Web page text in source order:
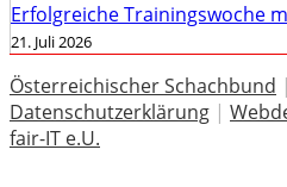
Erfolgreiche Trainingswoche
21. Juli 2026
Österreichischer Schachbund |
Datenschutzerklärung |
fair-IT e.U.